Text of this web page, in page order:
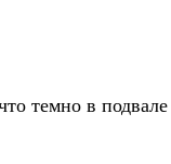
темно в подвале